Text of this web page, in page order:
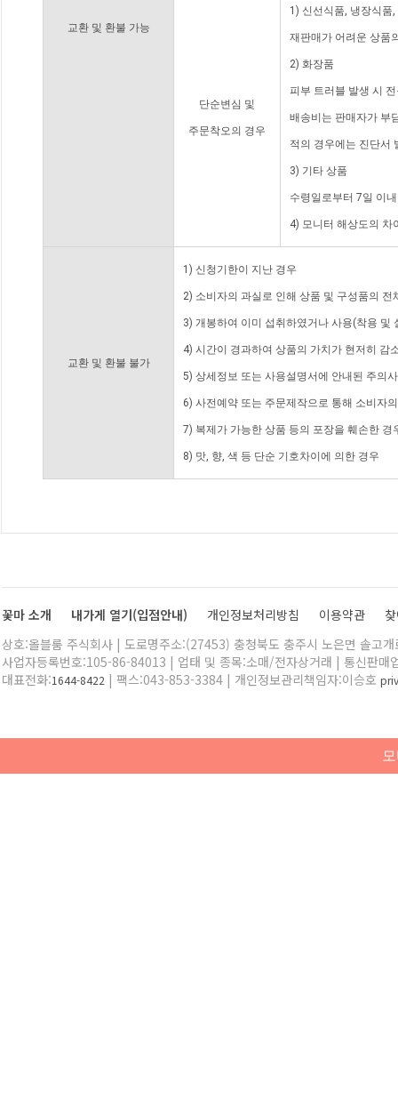
교환 및 환불 가능
단순변심 및
주문착오의 경우
1) 신선식품, 냉장식품
재판매가 어려운 상품
2) 화장품
피부 트러블 발생 시
배송비는 판매자가 부
적의 경우에는 진단서
3) 기타 상품
수령일로부터 7일 이
4) 모니터 해상도의 차
교환 및 환불 불가
1) 신청기한이 지난 경우
2) 소비자의 과실로 인해 상품 및 구성품의
3) 개봉하여 이미 섭취하였거나 사용(착용 및
4) 시간이 경과하여 상품의 가치가 현저히 감
5) 상세정보 또는 사용설명서에 안내된 주의
6) 사전예약 또는 주문제작으로 통해 소비자
7) 복제가 가능한 상품 등의 포장을 훼손한 경
8) 맛, 향, 색 등 단순 기호차이에 의한 경우
꽃마 소개 내가게 열기(입점안내) 개인정보처리방침 이용약관
상호:올블룸 주식회사 | 도로명주소:(27453) 충청북도 충주시 노은면 솔고
사업자등록번호:105-86-84013 | 업태 및 종목:소매/전자상거래 | 통신판매
대표전화:1644-8422 | 팩스:043-853-3384 | 개인정보관리책임자:이승호